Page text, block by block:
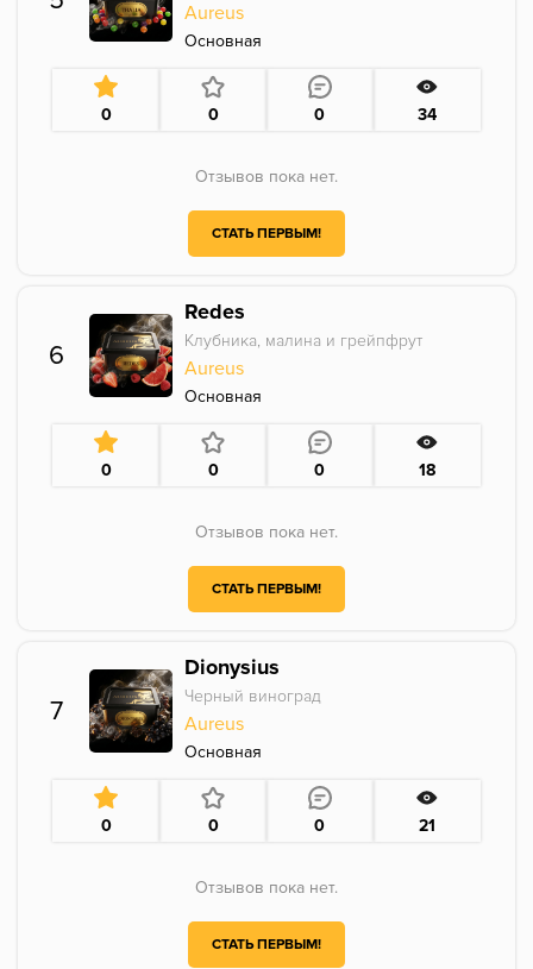
Aureus
Основная
0 0 0 34
Отзывов пока нет.
СТАТЬ ПЕРВЫМ!
6
Redes
Клубника, малина и грейпфрут
Aureus
Основная
0 0 0 18
Отзывов пока нет.
СТАТЬ ПЕРВЫМ!
7
Dionysius
Черный виноград
Aureus
Основная
0 0 0 21
Отзывов пока нет.
СТАТЬ ПЕРВЫМ!